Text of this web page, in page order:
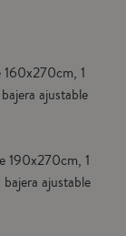
160x270cm, 1
ajustable
190x270cm, 1
ajustable